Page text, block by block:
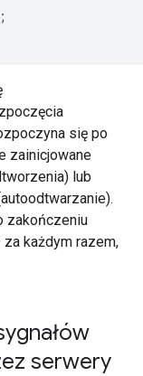
się po
zainicjowane
lub
zakończeniu
za każdym razem,
serwery